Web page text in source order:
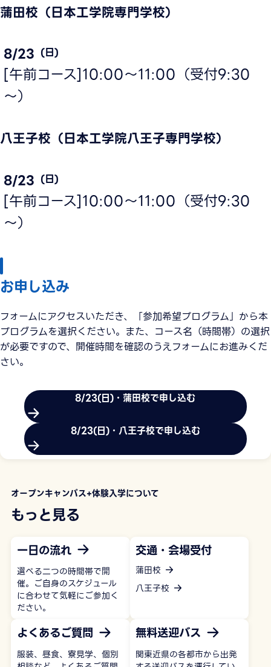
蒲田校（日本工学院専門学校）
8/23 (日)
[午前コース]10:00～11:00（受付9:30
～）
八王子校（日本工学院八王子専門学校）
8/23 (日)
[午前コース]10:00～11:00（受付9:30
～）
お申し込み
フォームにアクセスいただき、「参加希望プログラム」から本
プログラムを選択ください。また、コース名（時間帯）の選択
が必要ですので、開催時間を確認のうえフォームにお進みくだ
さい。
8/23(日)・蒲田校で申し込む
8/23(日)・八王子校で申し込む
オープンキャンパス+体験入学について
もっと見る
一日の流れ
選べる二つの時間帯で開
催。ご自身のスケジュール
に合わせて気軽にご参加く
ださい。
交通・会場受付
蒲田校
八王子校
よくあるご質問
服装、昼食、寮見学、個別
無料送迎バス
関東近県の各都市から出発